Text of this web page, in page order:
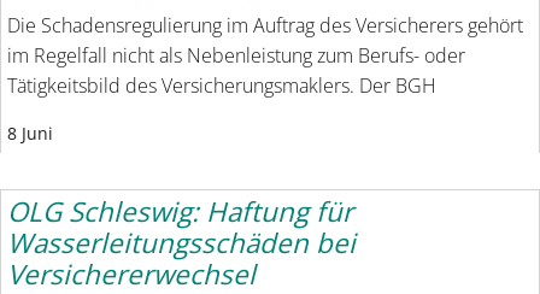
Die Schadensregulierung im Auftrag des Versicherers gehört
im Regelfall nicht als Nebenleistung zum Berufs- oder
Tätigkeitsbild des Versicherungsmaklers. Der BGH
8 Juni
OLG Schleswig: Haftung für
Wasserleitungsschäden bei
Versichererwechsel